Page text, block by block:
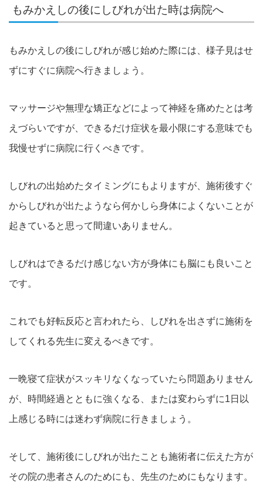
もみかえしの後にしびれが出た時は病院へ
もみかえしの後にしびれが感じ始めた際には、様子見はせ
ずにすぐに病院へ行きましょう。
マッサージや無理な矯正などによって神経を痛めたとは考
えづらいですが、できるだけ症状を最小限にする意味でも
我慢せずに病院に行くべきです。
しびれの出始めたタイミングにもよりますが、施術後すぐ
からしびれが出たようなら何かしら身体によくないことが
起きていると思って間違いありません。
しびれはできるだけ感じない方が身体にも脳にも良いこと
です。
これでも好転反応と言われたら、しびれを出さずに施術を
してくれる先生に変えるべきです。
一晩寝て症状がスッキリなくなっていたら問題ありません
が、時間経過とともに強くなる、または変わらずに1日以
上感じる時には迷わず病院に行きましょう。
そして、施術後にしびれが出たことも施術者に伝えた方が
その院の患者さんのためにも、先生のためにもなります。